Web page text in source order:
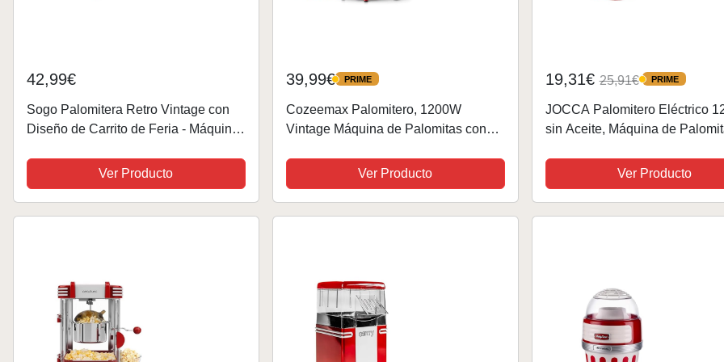
42,99€
Sogo Palomitera Retro Vintage con
Diseño de Carrito de Feria - Máquina
Aceite ni Mantequilla, Fácil de Usar y
Limpiar,...
Ver Producto
39,99€ PRIME
PRIME
Cozeemax Palomitero, 1200W
Vintage Máquina de Palomitas con
palomitas dulces Aire Caliente Sin
Grasa AceitaLibre de BPA, Rojo
Ver Producto
19,31€25,91€ PRIME
PRIME
JOCCA Palomitero Eléctrico
sin Aceite, Máquina de
Medidor Incluido, Palomitas
Rápidas
Ver Producto